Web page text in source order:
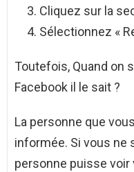
Cliquez sur la
Sélectionnez «
Toutefois, Quand on
Facebook il le sait ?
La personne que
informée. Si vous ne
personne puisse voir